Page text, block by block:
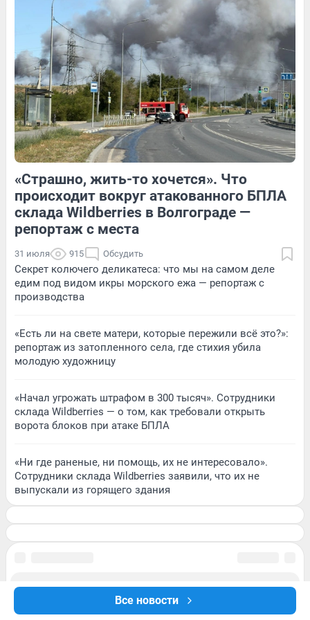
Все новости
3 Обсудить 7 Обсудить
1 Обсудить 4 Обсудить
«Страшно, жить-то хочется». Что
происходит вокруг атакованного БПЛА
склада Wildberries в Волгограде —
репортаж с места
31 июля 915 Обсудить
Секрет колючего деликатеса: что мы на самом деле
едим под видом икры морского ежа — репортаж с
производства
«Есть ли на свете матери, которые пережили всё это?»:
репортаж из затопленного села, где стихия убила
молодую художницу
«Начал угрожать штрафом в 300 тысяч». Сотрудники
склада Wildberries — о том, как требовали открыть
ворота блоков при атаке БПЛА
«Ни где раненые, ни помощь, их не интересовало».
Сотрудники склада Wildberries заявили, что их не
выпускали из горящего здания